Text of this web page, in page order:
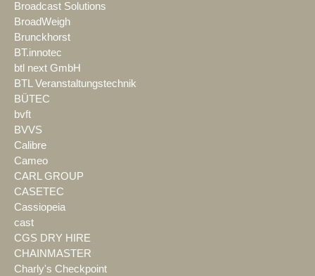
Broadcast Solutions
BroadWeigh
Brunckhorst
BT.innotec
btl next GmbH
BTL Veranstaltungstechnik
BÜTEC
bvft
BVVS
Calibre
Cameo
CARL GROUP
CASETEC
Cassiopeia
cast
CGS DRY HIRE
CHAINMASTER
Charly's Checkpoint